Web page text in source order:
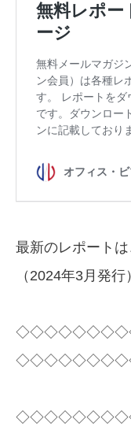
最新のレポートは
（2024年3月発行